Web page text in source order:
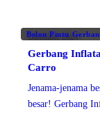
Belon Pintu
Disember 2024
Gerbang
Carro
Jenama-jenama
besar! Gerbang